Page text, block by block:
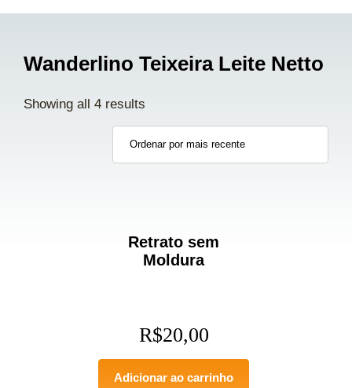
Wanderlino Teixeira Leite Netto
Showing all 4 results
Retrato sem
Moldura
R$20,00
Adicionar ao carrinho